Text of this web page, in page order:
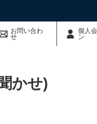
お問い合わ
せ
個人
ン
かせ)